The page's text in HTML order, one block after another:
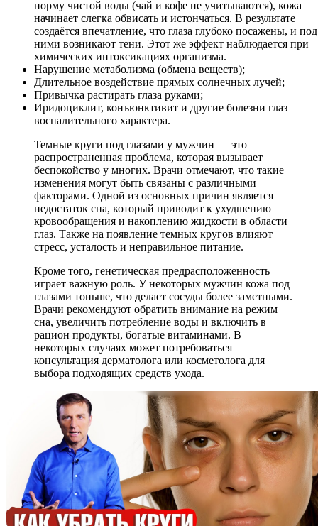
норму чистой воды (чай и кофе не учитываются), кожа
начинает слегка обвисать и истончаться. В результате
создаётся впечатление, что глаза глубоко посажены, и под
ними возникают тени. Этот же эффект наблюдается при
химических интоксикациях организма.
Нарушение метаболизма (обмена веществ);
Длительное воздействие прямых солнечных лучей;
Привычка растирать глаза руками;
Иридоциклит, конъюнктивит и другие болезни глаз
воспалительного характера.
Темные круги под глазами у мужчин — это
распространенная проблема, которая вызывает
беспокойство у многих. Врачи отмечают, что такие
изменения могут быть связаны с различными
факторами. Одной из основных причин является
недостаток сна, который приводит к ухудшению
кровообращения и накоплению жидкости в области
глаз. Также на появление темных кругов влияют
стресс, усталость и неправильное питание.
Кроме того, генетическая предрасположенность
играет важную роль. У некоторых мужчин кожа под
глазами тоньше, что делает сосуды более заметными.
Врачи рекомендуют обратить внимание на режим
сна, увеличить потребление воды и включить в
рацион продукты, богатые витаминами. В
некоторых случаях может потребоваться
консультация дерматолога или косметолога для
выбора подходящих средств ухода.